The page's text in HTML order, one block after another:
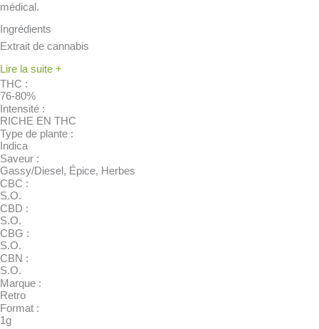
médical.
Ingrédients
Extrait de cannabis
Lire la suite +
THC :
76-80%
Intensité :
RICHE EN THC
Type de plante :
Indica
Saveur :
Gassy/Diesel, Épice, Herbes
CBC :
S.O.
CBD :
S.O.
CBG :
S.O.
CBN :
S.O.
Marque :
Retro
Format :
1g